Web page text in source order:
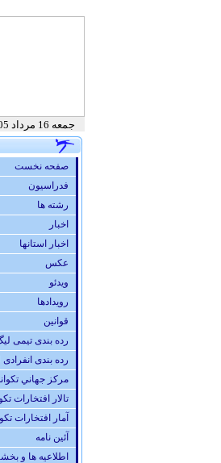
جمعه 16 مرداد 1405
صفحه نخست
فدراسيون
رشته ها
اخبار
اخبار استانها
عكس
ویدئو
رويدادها
قوانين
رده بندی تیمی
رده بندی انفرادی
مركز جهاني
تالار افتخارات
آمار افتخارات
آئين نامه
اطلاعیه ها و